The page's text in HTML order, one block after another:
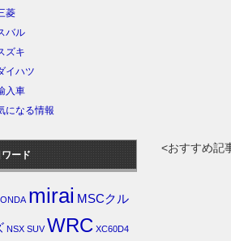
<おすすめ記
菱
バル
ズキ
イハツ
入車
になる情報
ード
mirai MSCクル
NSX SUV WRC XC60D4